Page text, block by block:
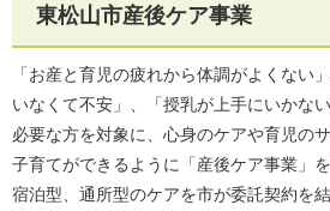
東松山市産後ケア事業
「お産と育児の疲れから体調がよくない
いなくて不安」、「授乳が上手にいかな
必要な方を対象に、心身のケアや育児の
子育てができるように「産後ケア事業」を
宿泊型、通所型のケアを市が委託契約を